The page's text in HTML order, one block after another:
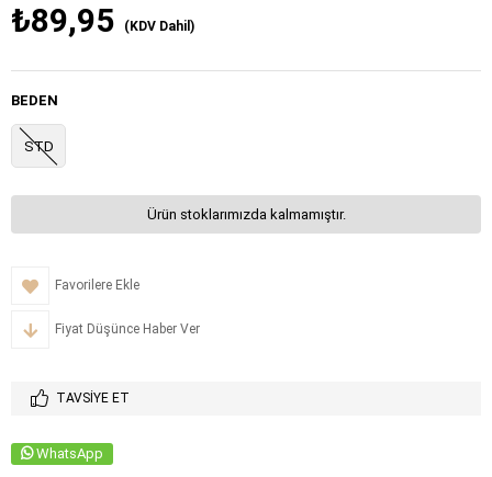
₺89,95 (KDV Dahil)
BEDEN
STD
Ürün stoklarımızda kalmamıştır.
Favorilere Ekle
Fiyat Düşünce Haber Ver
TAVSIYE ET
WhatsApp